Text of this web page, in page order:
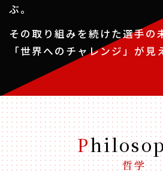
ぶ。
その取り組みを続けた選手の
「世界へのチャレンジ」が見
哲学